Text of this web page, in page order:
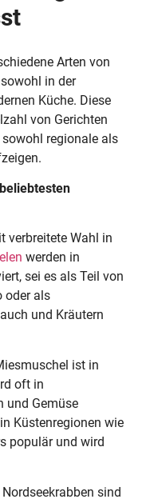
Arten von
in der
Küche. Diese
von Gerichten
regionale als
verbreitete Wahl in
werden in
sei es als Teil von
oder als
und Kräutern
ist in
oft in
und Gemüse
Küstenregionen wie
populär und wird
sind